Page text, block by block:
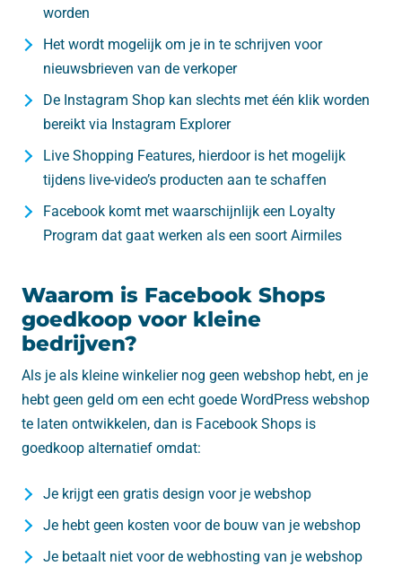
worden
Het wordt mogelijk om je in te schrijven voor
nieuwsbrieven van de verkoper
De Instagram Shop kan slechts met één klik worden
bereikt via Instagram Explorer
Live Shopping Features, hierdoor is het mogelijk
tijdens live-video’s producten aan te schaffen
Facebook komt met waarschijnlijk een Loyalty
Program dat gaat werken als een soort Airmiles
Waarom is Facebook Shops
goedkoop voor kleine
bedrijven?
Als je als kleine winkelier nog geen webshop hebt, en je
hebt geen geld om een echt goede WordPress webshop
te laten ontwikkelen, dan is Facebook Shops is
goedkoop alternatief omdat:
Je krijgt een gratis design voor je webshop
Je hebt geen kosten voor de bouw van je webshop
Je betaalt niet voor de webhosting van je webshop